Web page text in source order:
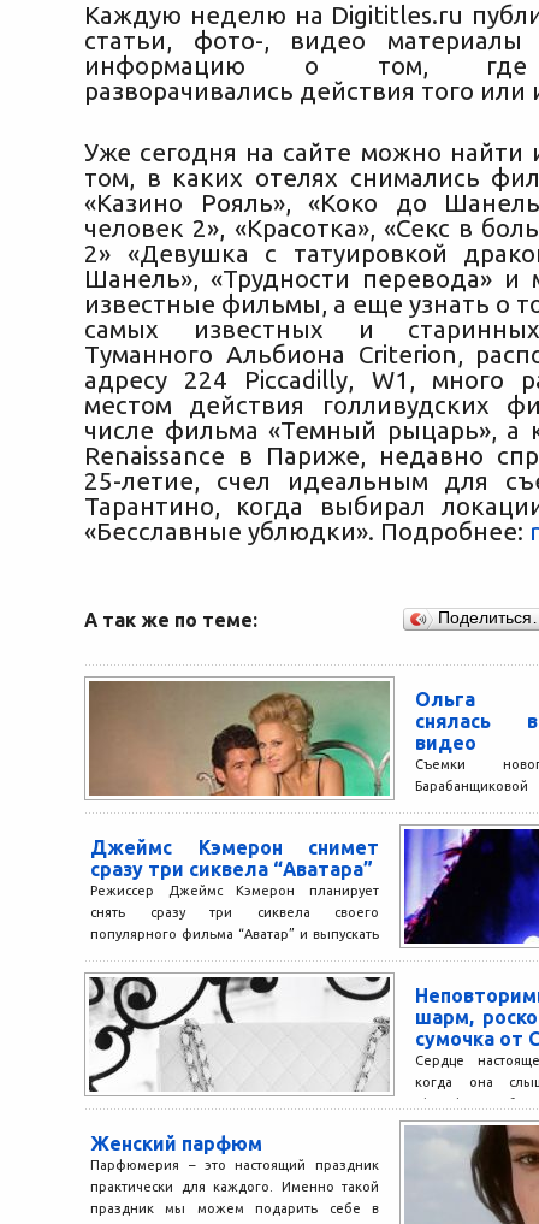
Каждую неделю на Digititles.ru
статьи, фото-, видео
информацию о том, где
разворачивались действия того
Уже сегодня на сайте можно
том, в каких отелях снимались
«Казино Рояль», «Коко до
человек 2», «Красотка», «Секс в
2» «Девушка с татуировкой
Шанель», «Трудности перевода» и
известные фильмы, а еще узнать о
самых известных и
Туманного Альбиона Criterion,
адресу 224 Piccadilly, W1, много
местом действия голливудских
числе фильма «Темный рыцарь», а
Renaissance в Париже, недавно
25-летие, счел идеальным для
Тарантино, когда выбирал
«Бесславные ублюдки». Подробнее:
А так же по теме:
Ольга
снялась
видео
Съемки
Снимал клип
режиссер...
Джеймс Кэмерон снимет
сразу три сиквела “Аватара”
Режиссер Джеймс Кэмерон планирует
снять сразу три сиквела своего
популярного фильма “Аватар” и выпускать
шарм,
сумочка от
Сердце
когда она
Chanel. Это
аромат духов,
одежда,...
Женский парфюм
Парфюмерия – это настоящий праздник
практически для каждого. Именно такой
праздник мы можем подарить себе в